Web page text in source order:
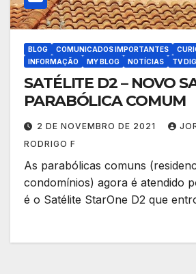
BLOG COMUNICADOS IMPORTANTES
INFORMAÇÃO
MY BLOG NOTÍCIAS TV
SATÉLITE D2 – NOVO
PARABÓLICA COMUM
2 DE NOVEMBRO DE 2021
RODRIGO F
As parabólicas comuns
condomínios) agora é atendido
é o Satélite StarOne D2 que